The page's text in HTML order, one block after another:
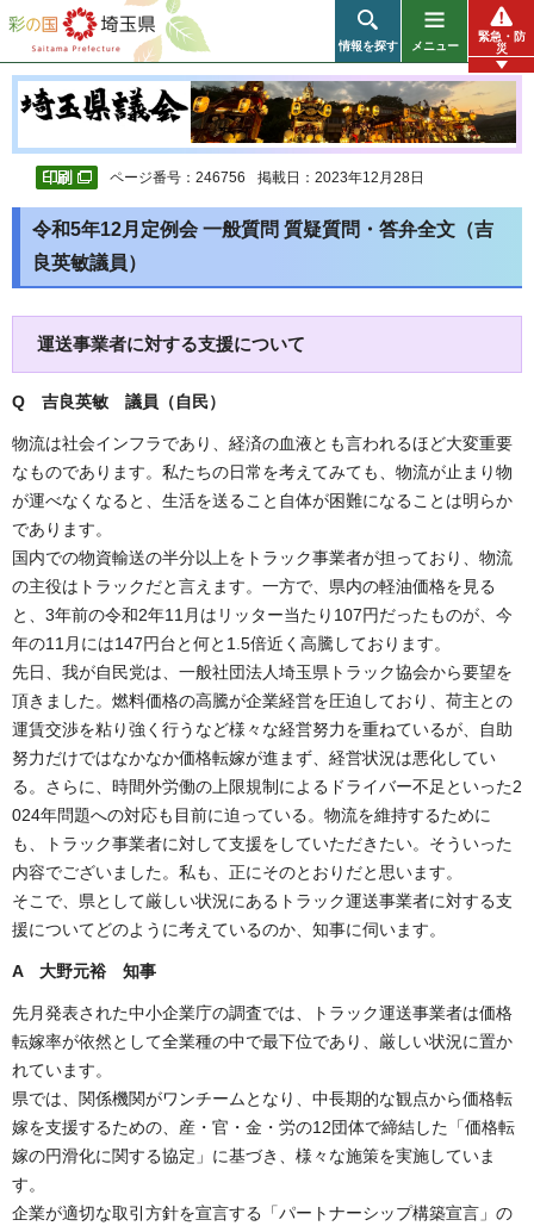
彩の国 埼玉県
情報を探す メニュー
緊急・防
災
ページ番号：246756 掲載日：2023年12月28日
令和5年12月定例会 一般質問 質疑質問・答弁全文（吉
良英敏議員）
運送事業者に対する支援について
Q 吉良英敏 議員（自民）
物流は社会インフラであり、経済の血液とも言われるほど大変重要
なものであります。私たちの日常を考えてみても、物流が止まり物
が運べなくなると、生活を送ること自体が困難になることは明らか
であります。
国内での物資輸送の半分以上をトラック事業者が担っており、物流
の主役はトラックだと言えます。一方で、県内の軽油価格を見る
と、3年前の令和2年11月はリッター当たり107円だったものが、今
年の11月には147円台と何と1.5倍近く高騰しております。
先日、我が自民党は、一般社団法人埼玉県トラック協会から要望を
頂きました。燃料価格の高騰が企業経営を圧迫しており、荷主との
運賃交渉を粘り強く行うなど様々な経営努力を重ねているが、自助
努力だけではなかなか価格転嫁が進まず、経営状況は悪化してい
る。さらに、時間外労働の上限規制によるドライバー不足といった2
024年問題への対応も目前に迫っている。物流を維持するために
も、トラック事業者に対して支援をしていただきたい。そういった
内容でございました。私も、正にそのとおりだと思います。
そこで、県として厳しい状況にあるトラック運送事業者に対する支
援についてどのように考えているのか、知事に伺います。
A 大野元裕 知事
先月発表された中小企業庁の調査では、トラック運送事業者は価格
転嫁率が依然として全業種の中で最下位であり、厳しい状況に置か
れています。
県では、関係機関がワンチームとなり、中長期的な観点から価格転
嫁を支援するための、産・官・金・労の12団体で締結した「価格転
嫁の円滑化に関する協定」に基づき、様々な施策を実施していま
す。
企業が適切な取引方針を宣言する「パートナーシップ構築宣言」の